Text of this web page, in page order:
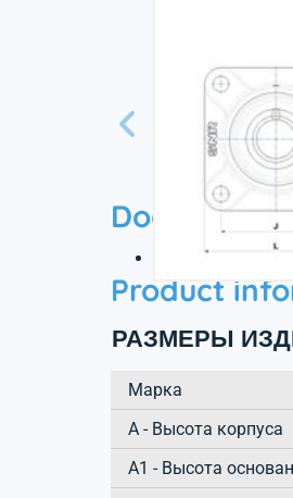
Технический
Product
РАЗМЕРЫ
Марка
А - Высота корпуса
A1 - Высота